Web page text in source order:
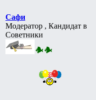
Сафи
Модератор , Кандидат в
Советники